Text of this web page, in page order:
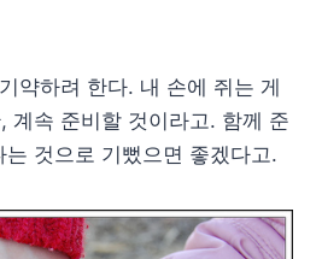
약하려 한다. 내 손에 쥐는 게
계속 준비할 것이라고. 함께 준
것으로 기뻤으면 좋겠다고.